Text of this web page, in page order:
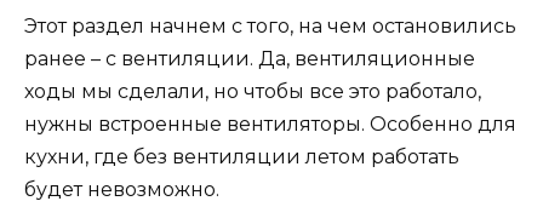
Этот раздел начнем с того, на чем остановились
ранее – с вентиляции. Да, вентиляционные
ходы мы сделали, но чтобы все это работало,
нужны встроенные вентиляторы. Особенно для
кухни, где без вентиляции летом работать
будет невозможно.